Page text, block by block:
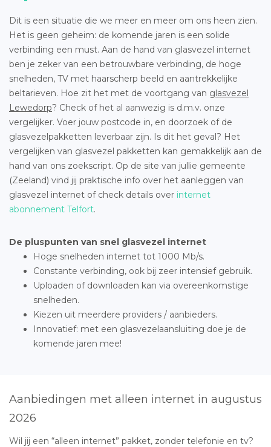
Dit is een situatie die we meer en meer om ons heen zien.
Het is geen geheim: de komende jaren is een solide
verbinding een must. Aan de hand van glasvezel internet
ben je zeker van een betrouwbare verbinding, de hoge
snelheden, TV met haarscherp beeld en aantrekkelijke
beltarieven. Hoe zit het met de voortgang van glasvezel
Lewedorp? Check of het al aanwezig is d.m.v. onze
vergelijker. Voer jouw postcode in, en doorzoek of de
glasvezelpakketten leverbaar zijn. Is dit het geval? Het
vergelijken van glasvezel pakketten kan gemakkelijk aan de
hand van ons zoekscript. Op de site van jullie gemeente
(Zeeland) vind jij praktische info over het aanleggen van
glasvezel internet of check details over internet
abonnement Telfort.
De pluspunten van snel glasvezel internet
Hoge snelheden internet tot 1000 Mb/s.
Constante verbinding, ook bij zeer intensief gebruik.
Uploaden of downloaden kan via overeenkomstige
snelheden.
Kiezen uit meerdere providers / aanbieders.
Innovatief: met een glasvezelaansluiting doe je de
komende jaren mee!
Aanbiedingen met alleen internet in augustus
2026
Wil jij een “alleen internet” pakket, zonder telefonie en tv?